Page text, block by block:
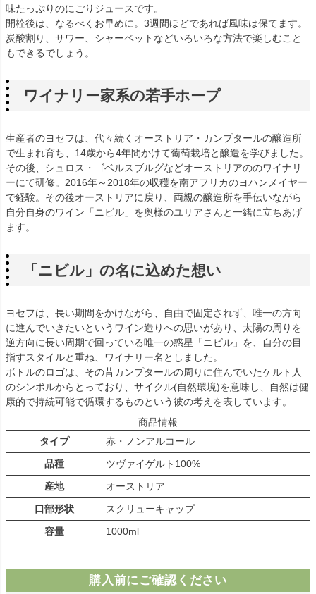
味たっぷりのにごりジュースです。
開栓後は、なるべくお早めに。3週間ほどであれば風味は保てます。
炭酸割り、サワー、シャーベットなどいろいろな方法で楽しむこと
もできるでしょう。
ワイナリー家系の若手ホープ
生産者のヨセフは、代々続くオーストリア・カンプタールの醸造所
で生まれ育ち、14歳から4年間かけて葡萄栽培と醸造を学びました。
その後、シュロス・ゴベルスブルグなどオーストリアののワイナリ
ーにて研修。2016年～2018年の収穫を南アフリカのヨハンメイヤー
で経験。その後オーストリアに戻り、両親の醸造所を手伝いながら
自分自身のワイン「ニビル」を奥様のユリアさんと一緒に立ちあげ
ます。
「ニビル」の名に込めた想い
ヨセフは、長い期間をかけながら、自由で固定されず、唯一の方向
に進んでいきたいというワイン造りへの思いがあり、太陽の周りを
逆方向に長い周期で回っている唯一の惑星「ニビル」を、自分の目
指すスタイルと重ね、ワイナリー名としました。
ボトルのロゴは、その昔カンプタールの周りに住んでいたケルト人
のシンボルからとっており、サイクル(自然環境)を意味し、自然は健
康的で持続可能で循環するものという彼の考えを表しています。
商品情報
タイプ
赤・ノンアルコール
品種
ツヴァイゲルト100%
産地
オーストリア
口部形状
スクリューキャップ
容量
1000ml
購入前にご確認ください